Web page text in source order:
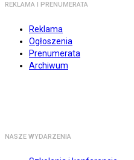
REKLAMA I PRENUMERATA
Reklama
Ogłoszenia
Prenumerata
Archiwum
NASZE WYDARZENIA